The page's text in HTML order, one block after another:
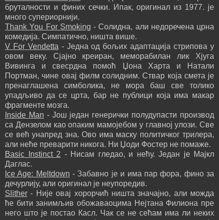
бруталности и финих сечки. Ипак, оригинал из 1977. је
много супериорнији.
Thank You For Smoking - Солидна, али недоречена црна
комедија. Симпатично, ништа више.
V For Vendetta - Једна од бољих адаптација стрипова у
овом веку. Сјајно креиран, меморабилан лик Хјуга
Вивинга и свесрдна помоћ Џона Харта и Натали
Портман, чине овај филм солидним. Ствар која смета је
пренаглашена симболика, не мора баш све толико
упадљиво да се црта, бар не публици која има макар
фрагменте мозга.
Inside Man - Још један генерички полудупасти производ
са Дензелом као опаким мамојебом у главној улози. Све
се већ унапред зна. Ово има маску политичког трилера,
али неће преварити никога. Ни Џоди Фостер не помаже.
Basic Instinct 2 - Нисам гледао, и нећу. Један је Мајкл
Даглас.
Ice Age: Meltdown - Забавно је и има пар фора, фино за
дечурлију, али оригинал је неупоредив.
Slither - Није овај хорорчић ништа значајно, али можда
ће бити занимљив обожаваоцима Нејтана Филиона пре
него што је постао Касл. Чак се не сећам има ли неких